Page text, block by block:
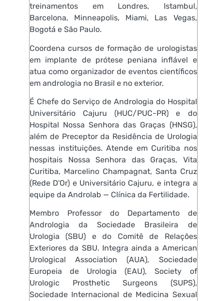
treinamentos em Londres, Istambul,
Barcelona, Minneapolis, Miami, Las Vegas,
Bogotá e São Paulo.
Coordena cursos de formação de urologistas
em implante de prótese peniana inflável e
atua como organizador de eventos científicos
em andrologia no Brasil e no exterior.
É Chefe do Serviço de Andrologia do Hospital
Universitário Cajuru (HUC/PUC-PR) e do
Hospital Nossa Senhora das Graças (HNSG),
além de Preceptor da Residência de Urologia
nessas instituições. Atende em Curitiba nos
hospitais Nossa Senhora das Graças, Vita
Curitiba, Marcelino Champagnat, Santa Cruz
(Rede D'Or) e Universitário Cajuru, e integra a
equipe da Androlab — Clínica da Fertilidade.
Membro Professor do Departamento de
Andrologia da Sociedade Brasileira de
Urologia (SBU) e do Comitê de Relações
Exteriores da SBU. Integra ainda a American
Urological Association (AUA), Sociedade
Europeia de Urologia (EAU), Society of
Urologic Prosthetic Surgeons (SUPS),
Sociedade Internacional de Medicina Sexual